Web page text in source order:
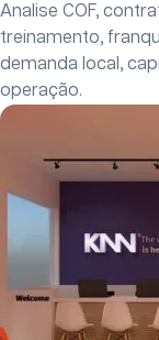
Analise COF,
treinamento,
demanda local,
operação.